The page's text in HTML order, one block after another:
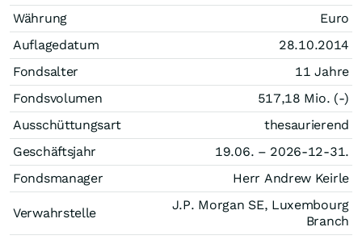
Währung
Euro
Auflagedatum
28.10.2014
Fondsalter
11 Jahre
Fondsvolumen
517,18 Mio. (-)
Ausschüttungsart
thesaurierend
Geschäftsjahr
19.06. – 2026-12-31.
Fondsmanager
Herr Andrew Keirle
Verwahrstelle
J.P. Morgan SE, Luxembourg
Branch